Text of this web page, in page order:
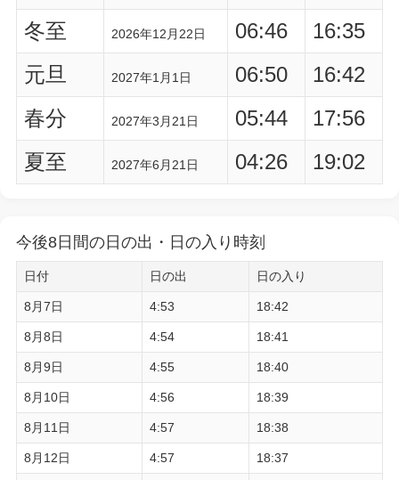
冬至
2026年12月22日 06:46
16:35
元旦
2027年1月1日 06:50
16:42
春分
2027年3月21日 05:44
17:56
夏至
2027年6月21日 04:26 19:02
今後8日間の日の出・日の入り時刻
日付 日の出 日の入り
8月7日 4:53 18:42
8月8日 4:54 18:41
8月9日 4:55 18:40
8月10日 4:56 18:39
8月11日 4:57 18:38
8月12日 4:57 18:37